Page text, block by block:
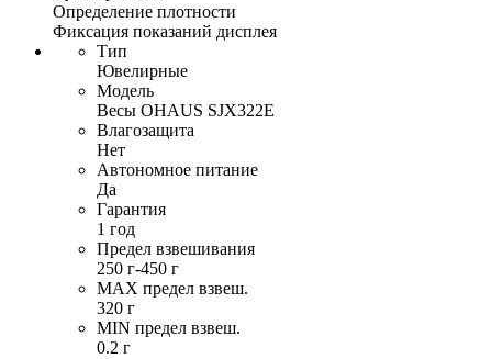
Определение плотности
Фиксация показаний дисплея
Тип
Ювелирные
Модель
Весы OHAUS SJX322E
Влагозащита
Нет
Автономное питание
Да
Гарантия
1 год
Предел взвешивания
250 г-450 г
MAX предел взвеш.
320 г
MIN предел взвеш.
0.2 г